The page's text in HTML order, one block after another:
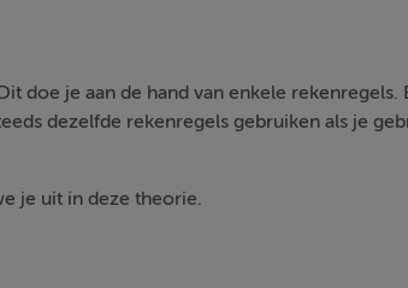
doe je aan de hand van enkele rekenregels.
dezelfde rekenregels gebruiken als je
je uit in deze theorie.